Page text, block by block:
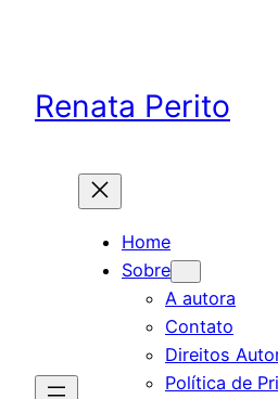
Renata Perito
Home
Sobre
A autora
Contato
Direitos
Política de